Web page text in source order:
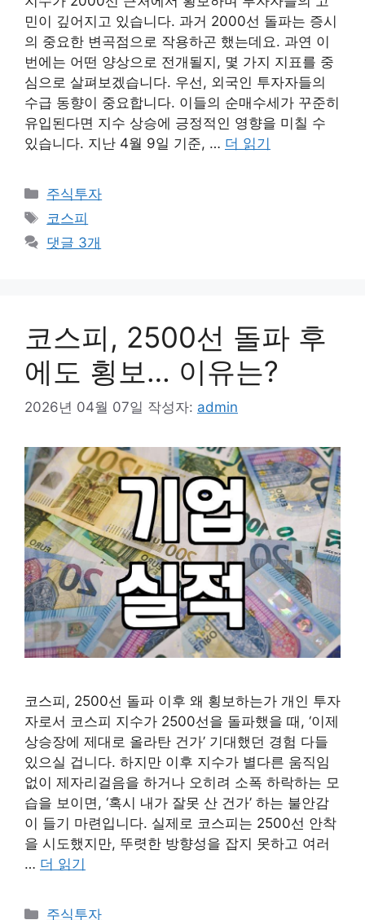
민이 깊어지고 있습니다. 과거 2000선 돌파는 증시
의 중요한 변곡점으로 작용하곤 했는데요. 과연 이
번에는 어떤 양상으로 전개될지, 몇 가지 지표를 중
심으로 살펴보겠습니다. 우선, 외국인 투자자들의
수급 동향이 중요합니다. 이들의 순매수세가 꾸준히
유입된다면 지수 상승에 긍정적인 영향을 미칠 수
있습니다. 지난 4월 9일 기준, … 더 읽기
카
테
리
주식투자
태
그
코스피
댓글 3개
코스피, 2500선 돌파 후
에도 횡보… 이유는?
2026년 04월 07일 작성자: admin
코스피, 2500선 돌파 이후 왜 횡보하는가 개인 투자
자로서 코스피 지수가 2500선을 돌파했을 때, ‘이제
상승장에 제대로 올라탄 건가’ 기대했던 경험 다들
있으실 겁니다. 하지만 이후 지수가 별다른 움직임
없이 제자리걸음을 하거나 오히려 소폭 하락하는 모
습을 보이면, ‘혹시 내가 잘못 산 건가’ 하는 불안감
이 들기 마련입니다. 실제로 코스피는 2500선 안착
을 시도했지만, 뚜렷한 방향성을 잡지 못하고 여러
… 더 읽기
카
주식투자